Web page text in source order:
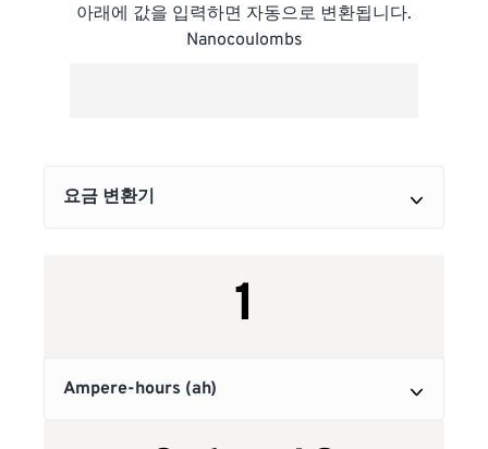
아래에 값을 입력하면 자동으로 변환됩니다.
Nanocoulombs